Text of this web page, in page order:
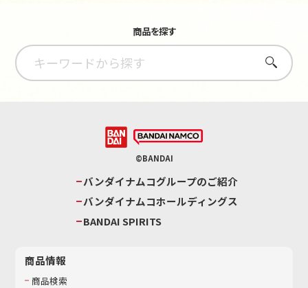
商品を探す
さがす
©BANDAI
バンダイナムコグループのご紹介
バンダイナムコホールディングス
BANDAI SPIRITS
商品情報
商品検索